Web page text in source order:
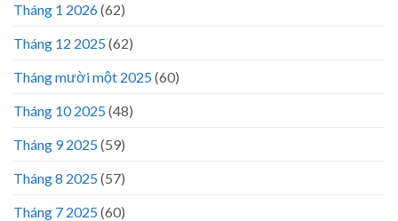
Tháng 1 2026(62)
Tháng 12 2025(62)
Tháng mười một 2025(60)
Tháng 10 2025(48)
Tháng 9 2025(59)
Tháng 8 2025(57)
Tháng 7 2025(60)